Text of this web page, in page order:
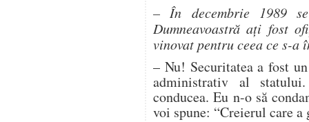
– În decembrie 1989
Dumneavoastră aţi fost
vinovat pentru ceea ce s-a
– Nu! Securitatea a fost
administrativ al
conducea. Eu n-o să
voi spune: “Creierul care